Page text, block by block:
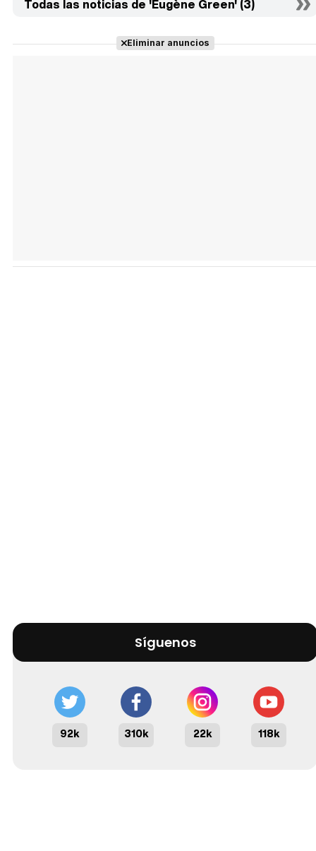
Todas las noticias de 'Eugène Green' (3)
Eliminar anuncios
Síguenos
92k 310k 22k 118k